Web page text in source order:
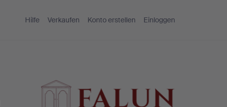
Hilfe Verkaufen Konto erstellen Einloggen